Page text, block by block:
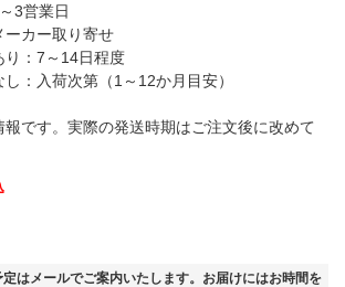
3営業日
ーカー取り寄せ
：7～14日程度
：入荷次第（1～12か月目安）
です。実際の発送時期はご注文後に改めて
はメールでご案内いたします。お届けにはお時間を